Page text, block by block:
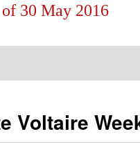
30 May 2016
Voltaire